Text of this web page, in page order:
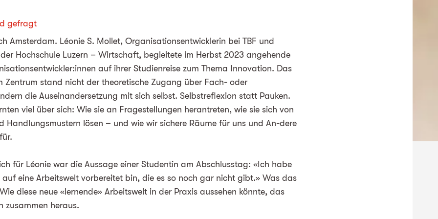
gefragt
Amsterdam. Léonie S. Mollet, Organisationsentwicklerin bei TBF und
Hochschule Luzern – Wirtschaft, begleitete im Herbst 2023 angehende
auf ihrer Studienreise zum Thema Innovation. Das
Zentrum stand nicht der theoretische Zugang über Fach- oder
die Auseinandersetzung mit sich selbst. Selbstreflexion statt Pauken.
viel über sich: Wie sie an Fragestellungen herantreten, wie sie sich von
Handlungsmustern lösen – und wie wir sichere Räume für uns und An-dere
für Léonie war die Aussage einer Studentin am Abschlusstag: «Ich habe
eine Arbeitswelt vorbereitet bin, die es so noch gar nicht gibt.» Was das
diese neue «lernende» Arbeitswelt in der Praxis aussehen könnte, das
heraus.